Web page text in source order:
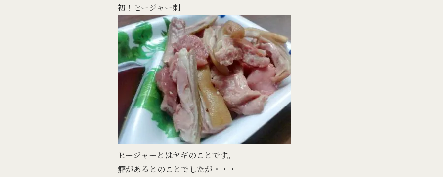
初！ヒージャー刺
ヒージャーとはヤギのことです。
癖があるとのことでしたが・・・